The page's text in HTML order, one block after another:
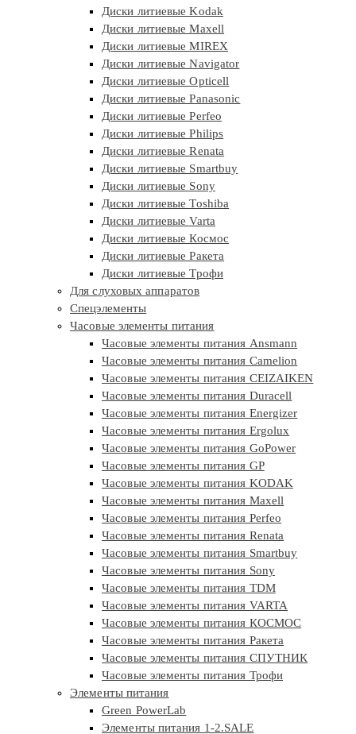
Диски литиевые Kodak
Диски литиевые Maxell
Диски литиевые MIREX
Диски литиевые Navigator
Диски литиевые Opticell
Диски литиевые Panasonic
Диски литиевые Perfeo
Диски литиевые Philips
Диски литиевые Renata
Диски литиевые Smartbuy
Диски литиевые Sony
Диски литиевые Toshiba
Диски литиевые Varta
Диски литиевые Космос
Диски литиевые Ракета
Диски литиевые Трофи
Для слуховых аппаратов
Спецэлементы
Часовые элементы питания
Часовые элементы питания Ansmann
Часовые элементы питания Camelion
Часовые элементы питания CEIZAIKEN
Часовые элементы питания Duracell
Часовые элементы питания Energizer
Часовые элементы питания Ergolux
Часовые элементы питания GoPower
Часовые элементы питания GP
Часовые элементы питания KODAK
Часовые элементы питания Maxell
Часовые элементы питания Perfeo
Часовые элементы питания Renata
Часовые элементы питания Smartbuy
Часовые элементы питания Sony
Часовые элементы питания TDM
Часовые элементы питания VARTA
Часовые элементы питания КОСМОС
Часовые элементы питания Ракета
Часовые элементы питания СПУТНИК
Часовые элементы питания Трофи
Элементы питания
Green PowerLab
Элементы питания 1-2.SALE